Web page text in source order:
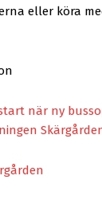
eller köra
när ny